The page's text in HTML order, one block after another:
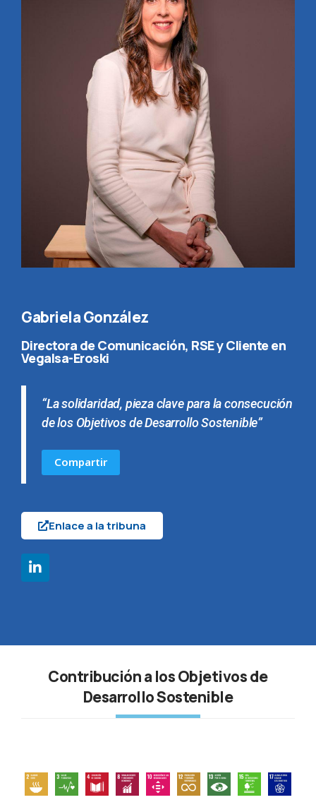
Gabriela González
Directora de Comunicación, RSE y Cliente en
Vegalsa-Eroski
“La solidaridad, pieza clave para la consecución
de los Objetivos de Desarrollo Sostenible”
Compartir
Enlace a la tribuna
Contribución a los Objetivos de
Desarrollo Sostenible